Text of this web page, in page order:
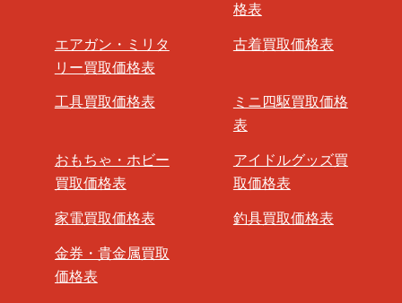
格表
エアガン・ミリタ
リー買取価格表
古着買取価格表
工具買取価格表
ミニ四駆買取価格
表
おもちゃ・ホビー
買取価格表
アイドルグッズ買
取価格表
家電買取価格表 釣具買取価格表
金券・貴金属買取
価格表